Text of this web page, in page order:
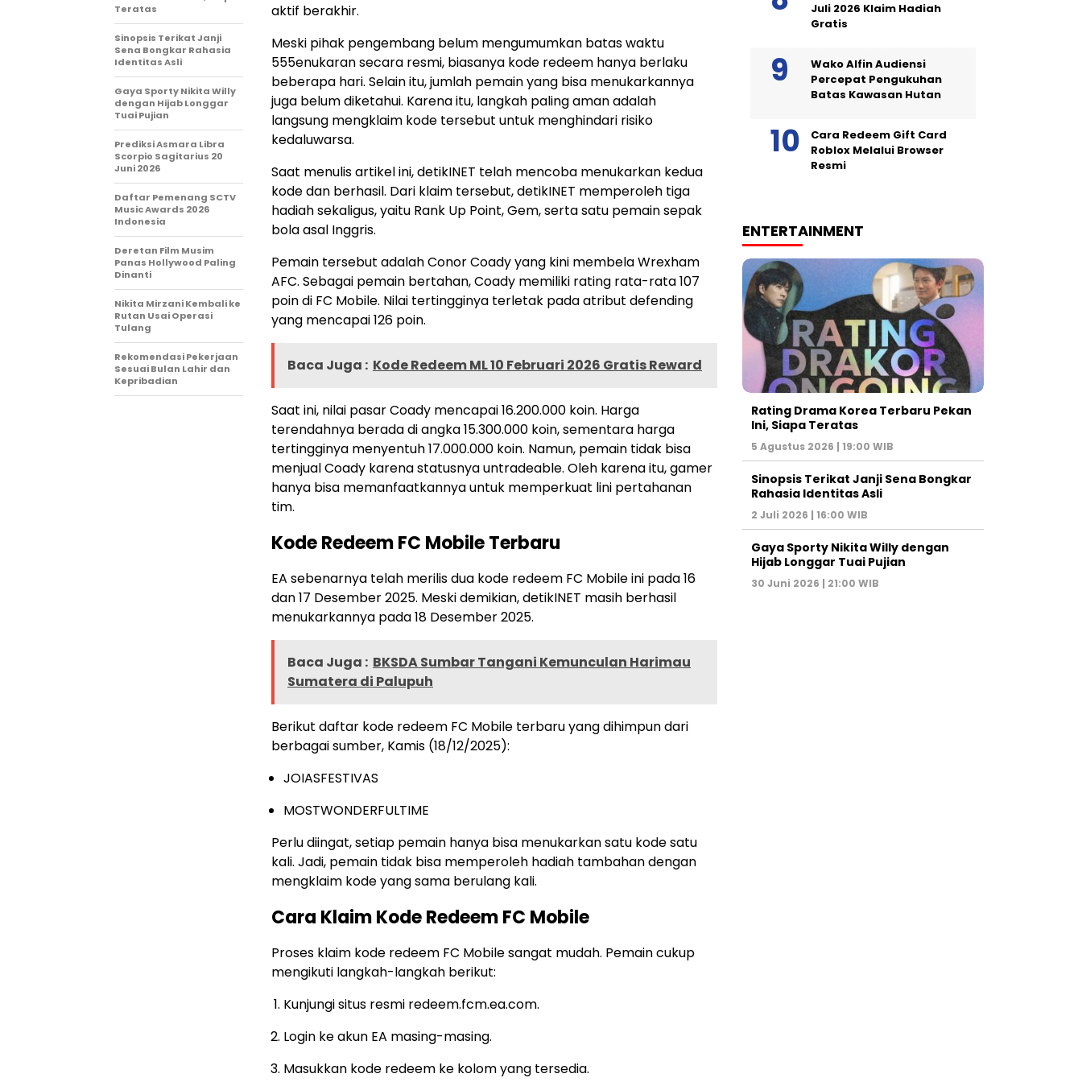
aktif berakhir.
Meski pihak pengembang belum mengumumkan batas waktu
555enukaran secara resmi, biasanya kode redeem hanya berlaku
beberapa hari. Selain itu, jumlah pemain yang bisa menukarkannya
juga belum diketahui. Karena itu, langkah paling aman adalah
langsung mengklaim kode tersebut untuk menghindari risiko
kedaluwarsa.
Saat menulis artikel ini, detikINET telah mencoba menukarkan kedua
kode dan berhasil. Dari klaim tersebut, detikINET memperoleh tiga
hadiah sekaligus, yaitu Rank Up Point, Gem, serta satu pemain sepak
bola asal Inggris.
Pemain tersebut adalah Conor Coady yang kini membela Wrexham
AFC. Sebagai pemain bertahan, Coady memiliki rating rata-rata 107
poin di FC Mobile. Nilai tertingginya terletak pada atribut defending
yang mencapai 126 poin.
Baca Juga : Kode Redeem ML 10 Februari 2026 Gratis Reward
Saat ini, nilai pasar Coady mencapai 16.200.000 koin. Harga
terendahnya berada di angka 15.300.000 koin, sementara harga
tertingginya menyentuh 17.000.000 koin. Namun, pemain tidak bisa
menjual Coady karena statusnya untradeable. Oleh karena itu, gamer
hanya bisa memanfaatkannya untuk memperkuat lini pertahanan
tim.
Kode Redeem FC Mobile Terbaru
EA sebenarnya telah merilis dua kode redeem FC Mobile ini pada 16
dan 17 Desember 2025. Meski demikian, detikINET masih berhasil
menukarkannya pada 18 Desember 2025.
Baca Juga : BKSDA Sumbar Tangani Kemunculan Harimau
Sumatera di Palupuh
Berikut daftar kode redeem FC Mobile terbaru yang dihimpun dari
berbagai sumber, Kamis (18/12/2025):
JOIASFESTIVAS
MOSTWONDERFULTIME
Perlu diingat, setiap pemain hanya bisa menukarkan satu kode satu
kali. Jadi, pemain tidak bisa memperoleh hadiah tambahan dengan
mengklaim kode yang sama berulang kali.
Cara Klaim Kode Redeem FC Mobile
Proses klaim kode redeem FC Mobile sangat mudah. Pemain cukup
mengikuti langkah-langkah berikut:
Kunjungi situs resmi redeem.fcm.ea.com.
Login ke akun EA masing-masing.
Masukkan kode redeem ke kolom yang tersedia.
Teratas
Sinopsis Terikat Janji
Sena Bongkar Rahasia
Identitas Asli
Gaya Sporty Nikita Willy
dengan Hijab Longgar
Tuai Pujian
Prediksi Asmara Libra
Scorpio Sagitarius 20
Juni 2026
Daftar Pemenang SCTV
Music Awards 2026
Indonesia
Deretan Film Musim
Panas Hollywood Paling
Dinanti
Nikita Mirzani Kembali ke
Rutan Usai Operasi
Tulang
Rekomendasi Pekerjaan
Sesuai Bulan Lahir dan
Kepribadian
Juli 2026 Klaim Hadiah
Gratis
Wako Alfin Audiensi
Percepat Pengukuhan
Batas Kawasan Hutan
Cara Redeem Gift Card
Roblox Melalui Browser
Resmi
ENTERTAINMENT
Rating Drama Korea Terbaru Pekan
Ini, Siapa Teratas
5 Agustus 2026 | 19:00 WIB
Sinopsis Terikat Janji Sena Bongkar
Rahasia Identitas Asli
2 Juli 2026 | 16:00 WIB
Gaya Sporty Nikita Willy dengan
Hijab Longgar Tuai Pujian
30 Juni 2026 | 21:00 WIB